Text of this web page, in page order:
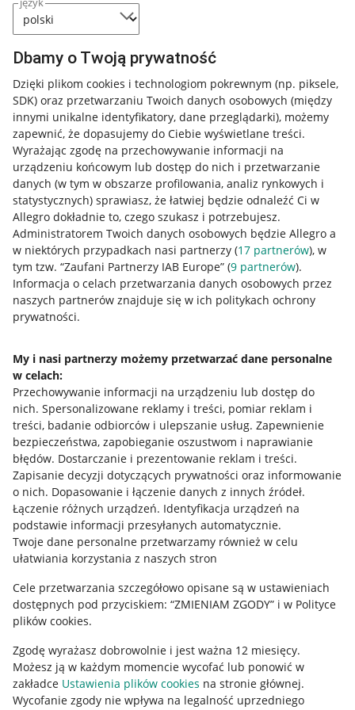
Dbamy o Twoją prywatność
Dzięki plikom cookies i technologiom pokrewnym (np. piksele,
SDK) oraz przetwarzaniu Twoich danych osobowych (między
innymi unikalne identyfikatory, dane przeglądarki), możemy
zapewnić, że dopasujemy do Ciebie wyświetlane treści.
Wyrażając zgodę na przechowywanie informacji na
urządzeniu końcowym lub dostęp do nich i przetwarzanie
danych (w tym w obszarze profilowania, analiz rynkowych i
statystycznych) sprawiasz, że łatwiej będzie odnaleźć Ci w
Allegro dokładnie to, czego szukasz i potrzebujesz.
Administratorem Twoich danych osobowych będzie Allegro a
w niektórych przypadkach nasi partnerzy (17 partnerów), w
tym tzw. “Zaufani Partnerzy IAB Europe” (9 partnerów).
Informacja o celach przetwarzania danych osobowych przez
naszych partnerów znajduje się w ich politykach ochrony
prywatności.
My i nasi partnerzy możemy przetwarzać dane personalne
w celach:
Przechowywanie informacji na urządzeniu lub dostęp do
nich. Spersonalizowane reklamy i treści, pomiar reklam i
treści, badanie odbiorców i ulepszanie usług. Zapewnienie
bezpieczeństwa, zapobieganie oszustwom i naprawianie
błędów. Dostarczanie i prezentowanie reklam i treści.
Zapisanie decyzji dotyczących prywatności oraz informowanie
o nich. Dopasowanie i łączenie danych z innych źródeł.
Łączenie różnych urządzeń. Identyfikacja urządzeń na
podstawie informacji przesyłanych automatycznie.
Twoje dane personalne przetwarzamy również w celu
ułatwiania korzystania z naszych stron
Cele przetwarzania szczegółowo opisane są w ustawieniach
dostępnych pod przyciskiem: “ZMIENIAM ZGODY” i w Polityce
plików cookies.
Zgodę wyrażasz dobrowolnie i jest ważna 12 miesięcy.
Możesz ją w każdym momencie wycofać lub ponowić w
zakładce Ustawienia plików cookies na stronie głównej.
Wycofanie zgody nie wpływa na legalność uprzedniego
Przydatne informacje
Jak to działa
Allegro Gadane dla sprzedających
Allegro Gadane dla kupujących
Mapa miejscowości
Informacje prawne
Regulamin
Polityka plików "cookies"
Ustawienia plików "cookies"
Udostępnianie lokalizacji
Informacje dla Aktu o Usługach Cyfrowych
Pobierz aplikację